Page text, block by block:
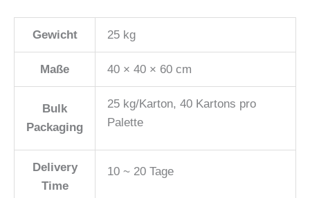
Gewicht 25 kg
Maße 40 × 40 × 60 cm
Bulk
Packaging
25 kg/Karton, 40 Kartons pro
Palette
Delivery
Time
10 ~ 20 Tage